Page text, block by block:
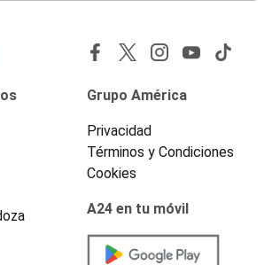
Grupo América
Privacidad
Términos y Condiciones
Cookies
A24 en tu móvil